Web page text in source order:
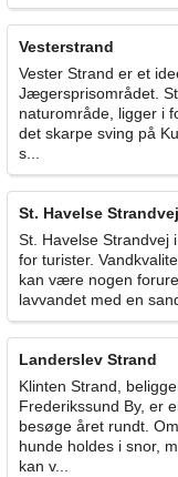
Vesterstrand
Vester Strand er et
Jægersprisområdet.
naturområde, ligger i
det skarpe sving på
s...
St. Havelse Strandvej
St. Havelse
for turister.
kan være nogen
lavvandet med en
Landerslev Strand
Klinten Strand,
Frederikssund By, er
besøge året rundt.
hunde holdes i snor,
kan v...